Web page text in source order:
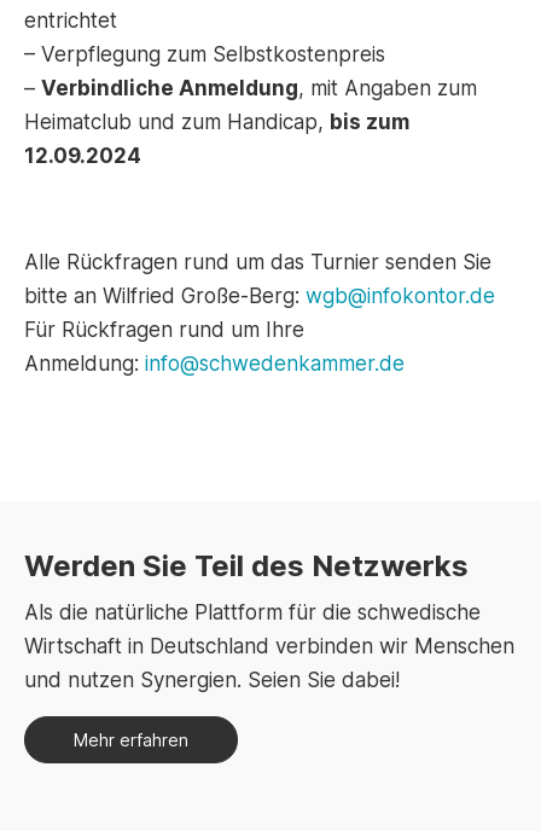
entrichtet
– Verpflegung zum Selbstkostenpreis
– Verbindliche Anmeldung, mit Angaben zum
Heimatclub und zum Handicap, bis zum
12.09.2024
Alle Rückfragen rund um das Turnier senden Sie
bitte an Wilfried Große-Berg: wgb@infokontor.de
Für Rückfragen rund um Ihre
Anmeldung: info@schwedenkammer.de
Werden Sie Teil des Netzwerks
Als die natürliche Plattform für die schwedische
Wirtschaft in Deutschland verbinden wir Menschen
und nutzen Synergien. Seien Sie dabei!
Mehr erfahren